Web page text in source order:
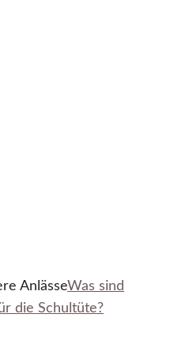
AnlässeWas sind
die Schultüte?